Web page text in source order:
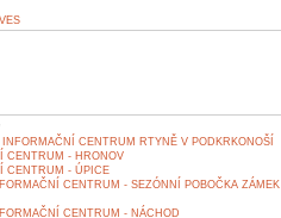
CENTRUM RTYNĚ V PODKRKONOŠÍ
CENTRUM - HRONOV
CENTRUM - ÚPICE
CENTRUM - SEZÓNNÍ POBOČKA ZÁMEK
CENTRUM - NÁCHOD